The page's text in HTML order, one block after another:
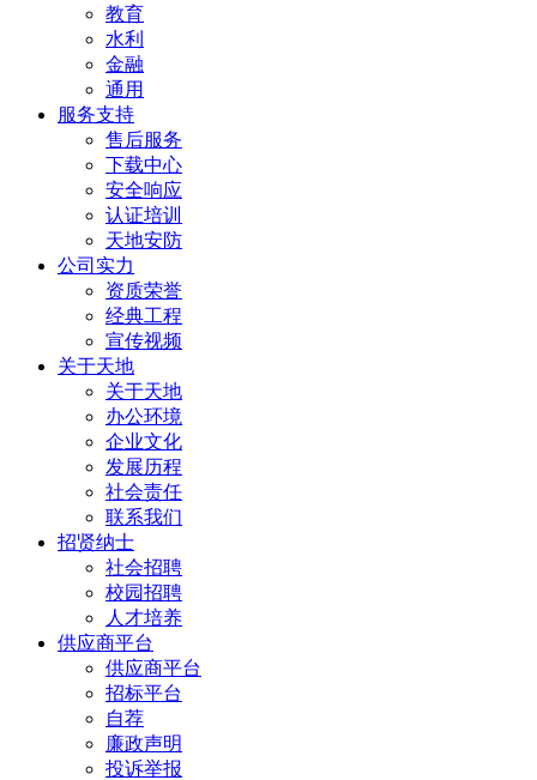
教育
水利
金融
通用
服务支持
售后服务
下载中心
安全响应
认证培训
天地安防
公司实力
资质荣誉
经典工程
宣传视频
关于天地
关于天地
办公环境
企业文化
发展历程
社会责任
联系我们
招贤纳士
社会招聘
校园招聘
人才培养
供应商平台
供应商平台
招标平台
自荐
廉政声明
投诉举报